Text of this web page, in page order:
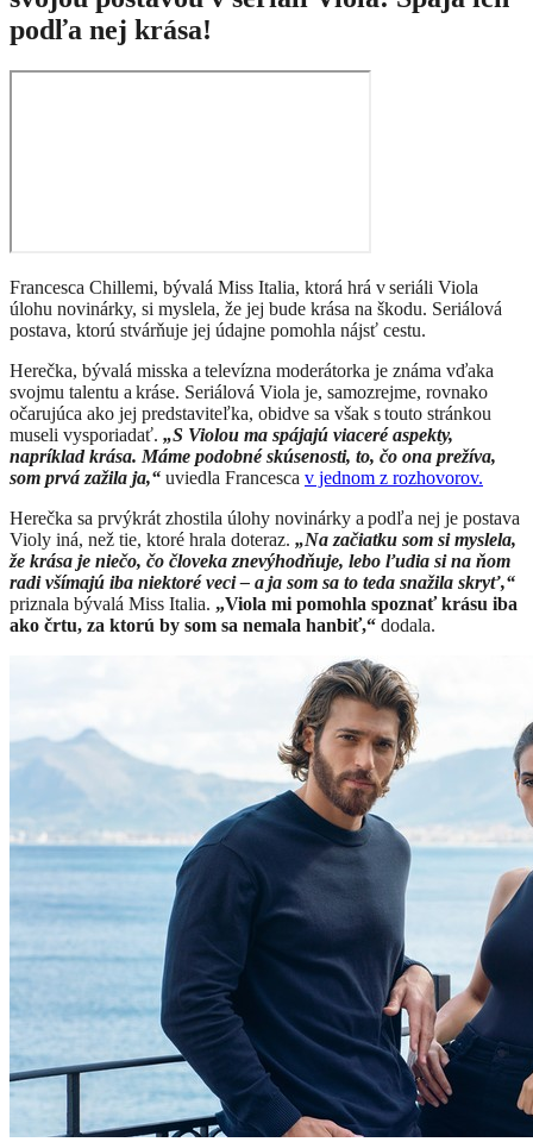
podľa nej krása!
Francesca Chillemi, bývalá Miss Italia, ktorá hrá v seriáli Viola
úlohu novinárky, si myslela, že jej bude krása na škodu. Seriálová
postava, ktorú stvárňuje jej údajne pomohla nájsť cestu.
Herečka, bývalá misska a televízna moderátorka je známa vďaka
svojmu talentu a kráse. Seriálová Viola je, samozrejme, rovnako
očarujúca ako jej predstaviteľka, obidve sa však s touto stránkou
museli vysporiadať. „S Violou ma spájajú viaceré aspekty,
napríklad krása. Máme podobné skúsenosti, to, čo ona prežíva,
som prvá zažila ja,“ uviedla Francesca v jednom z rozhovorov.
Herečka sa prvýkrát zhostila úlohy novinárky a podľa nej je postava
Violy iná, než tie, ktoré hrala doteraz. „Na začiatku som si myslela,
že krása je niečo, čo človeka znevýhodňuje, lebo ľudia si na ňom
radi všímajú iba niektoré veci – a ja som sa to teda snažila skryť,“
priznala bývalá Miss Italia. „Viola mi pomohla spoznať krásu iba
ako črtu, za ktorú by som sa nemala hanbiť,“ dodala.